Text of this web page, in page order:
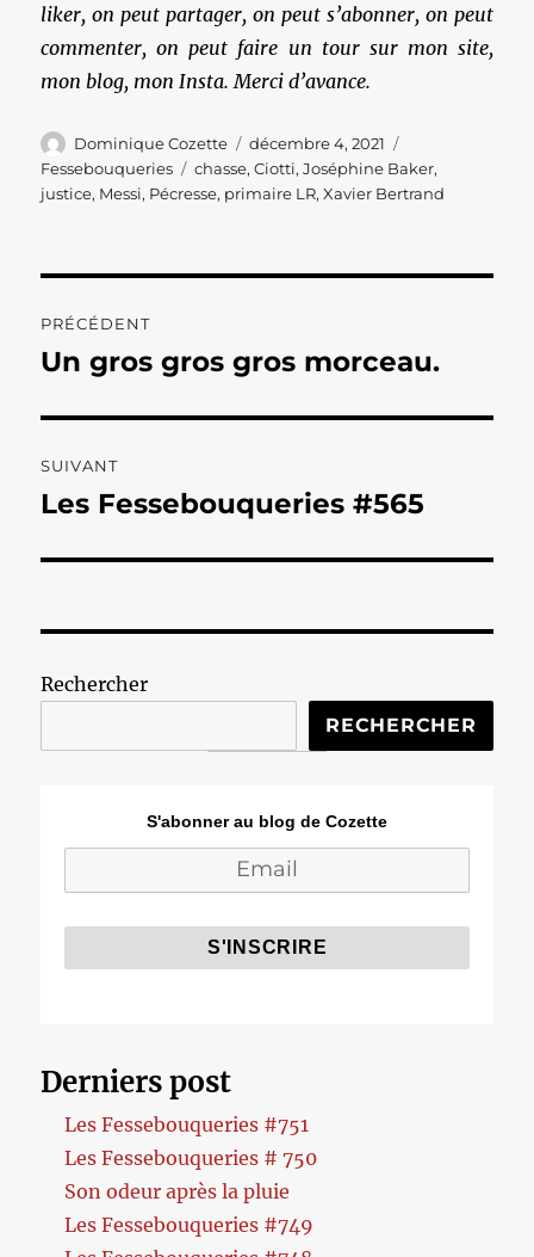
liker, on peut partager, on peut s’abonner, on peut
commenter, on peut faire un tour sur mon site,
mon blog, mon Insta. Merci d’avance.
Auteur
Dominique Cozette
Publié
le
décembre 4, 2021
Fessebouqueries
Étiquettes
chasse,Ciotti,Joséphine Baker,
justice, Messi, Pécresse, primaire LR,Xavier Bertrand
de
PRÉCÉDENT
Publication
Un gros gros gros morceau.
SUIVANT
Publication
Les Fessebouqueries #565
Rechercher
RECHERCHER
S'abonner au blog de Cozette
Derniers post
Les Fessebouqueries #751
Les Fessebouqueries # 750
Son odeur après la pluie
Les Fessebouqueries #749